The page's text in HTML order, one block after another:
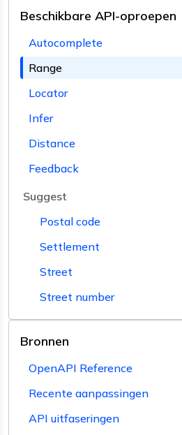
Beschikbare API-oproepen
Autocomplete
Range
Locator
Infer
Distance
Feedback
Suggest
Postal code
Settlement
Street
Street number
Bronnen
OpenAPI Reference
Recente aanpassingen
API uitfaseringen